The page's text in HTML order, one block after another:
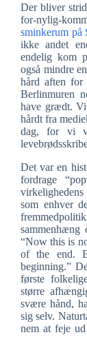
Der bliver
for-nylig-
sminkerum på
ikke andet
endelig kom
også mindre
hård aften
Berlinmuren
have grædt.
hårdt fra
dag, for vi
Det var en
fordrage
som enhver
sammenhæng
“Now this is
of the end.
beginning.”
første
større
svære hånd,
sig selv.
nem at feje